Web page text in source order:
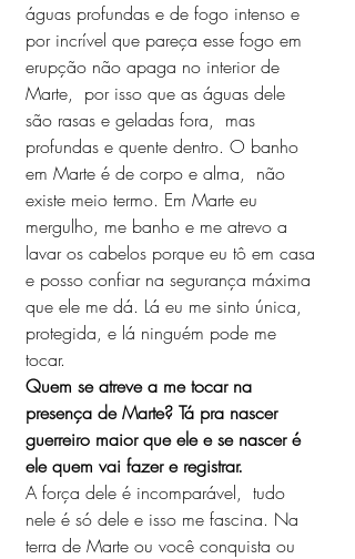
águas profundas e de fogo intenso e
por incrível que pareça esse fogo em
erupção não apaga no interior de
Marte,  por isso que as águas dele
são rasas e geladas fora,  mas
profundas e quente dentro. O banho
em Marte é de corpo e alma,  não
existe meio termo. Em Marte eu
mergulho, me banho e me atrevo a
lavar os cabelos porque eu tô em casa
e posso confiar na segurança máxima
que ele me dá. Lá eu me sinto única,
protegida, e lá ninguém pode me
tocar.
Quem se atreve a me tocar na
presença de Marte? Tá pra nascer
guerreiro maior que ele e se nascer é
ele quem vai fazer e registrar.
A força dele é incomparável,  tudo
nele é só dele e isso me fascina. Na
terra de Marte ou você conquista ou